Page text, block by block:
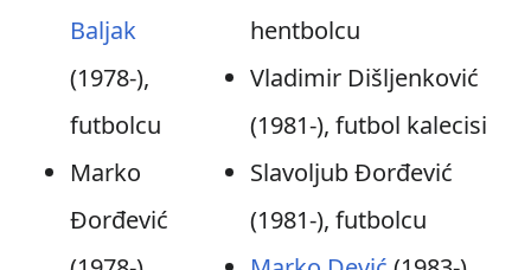
Baljak
(1978-),
futbolcu
Marko
Đorđević
hentbolcu
Vladimir Dišljenković
(1981-), futbol kalecisi
Slavoljub Đorđević
(1981-), futbolcu